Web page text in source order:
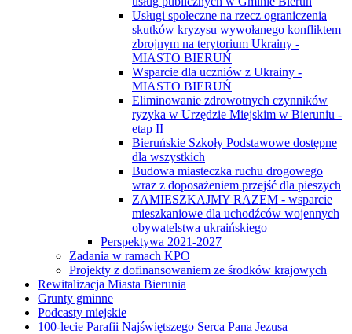
Usługi społeczne na rzecz ograniczenia
skutków kryzysu wywołanego konfliktem
zbrojnym na terytorium Ukrainy -
MIASTO BIERUŃ
Wsparcie dla uczniów z Ukrainy -
MIASTO BIERUŃ
Eliminowanie zdrowotnych czynników
ryzyka w Urzędzie Miejskim w Bieruniu -
etap II
Bieruńskie Szkoły Podstawowe dostępne
dla wszystkich
Budowa miasteczka ruchu drogowego
wraz z doposażeniem przejść dla pieszych
ZAMIESZKAJMY RAZEM - wsparcie
mieszkaniowe dla uchodźców wojennych
obywatelstwa ukraińskiego
Perspektywa 2021-2027
Zadania w ramach KPO
Projekty z dofinansowaniem ze środków krajowych
Rewitalizacja Miasta Bierunia
Grunty gminne
Podcasty miejskie
100-lecie Parafii Najświętszego Serca Pana Jezusa